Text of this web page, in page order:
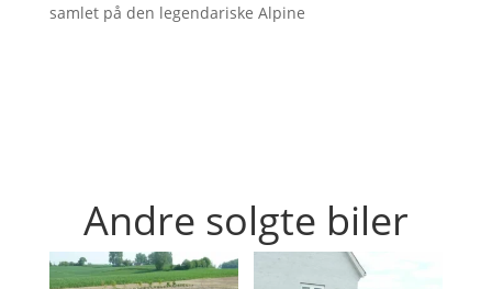
samlet på den legendariske Alpine
Andre solgte biler